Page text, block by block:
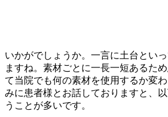
いかがでしょうか。一言に土台とい
ますね。素材ごとに一長一短あるた
て当院でも何の素材を使用するか変
みに患者様とお話しておりますと、
うことが多いです。